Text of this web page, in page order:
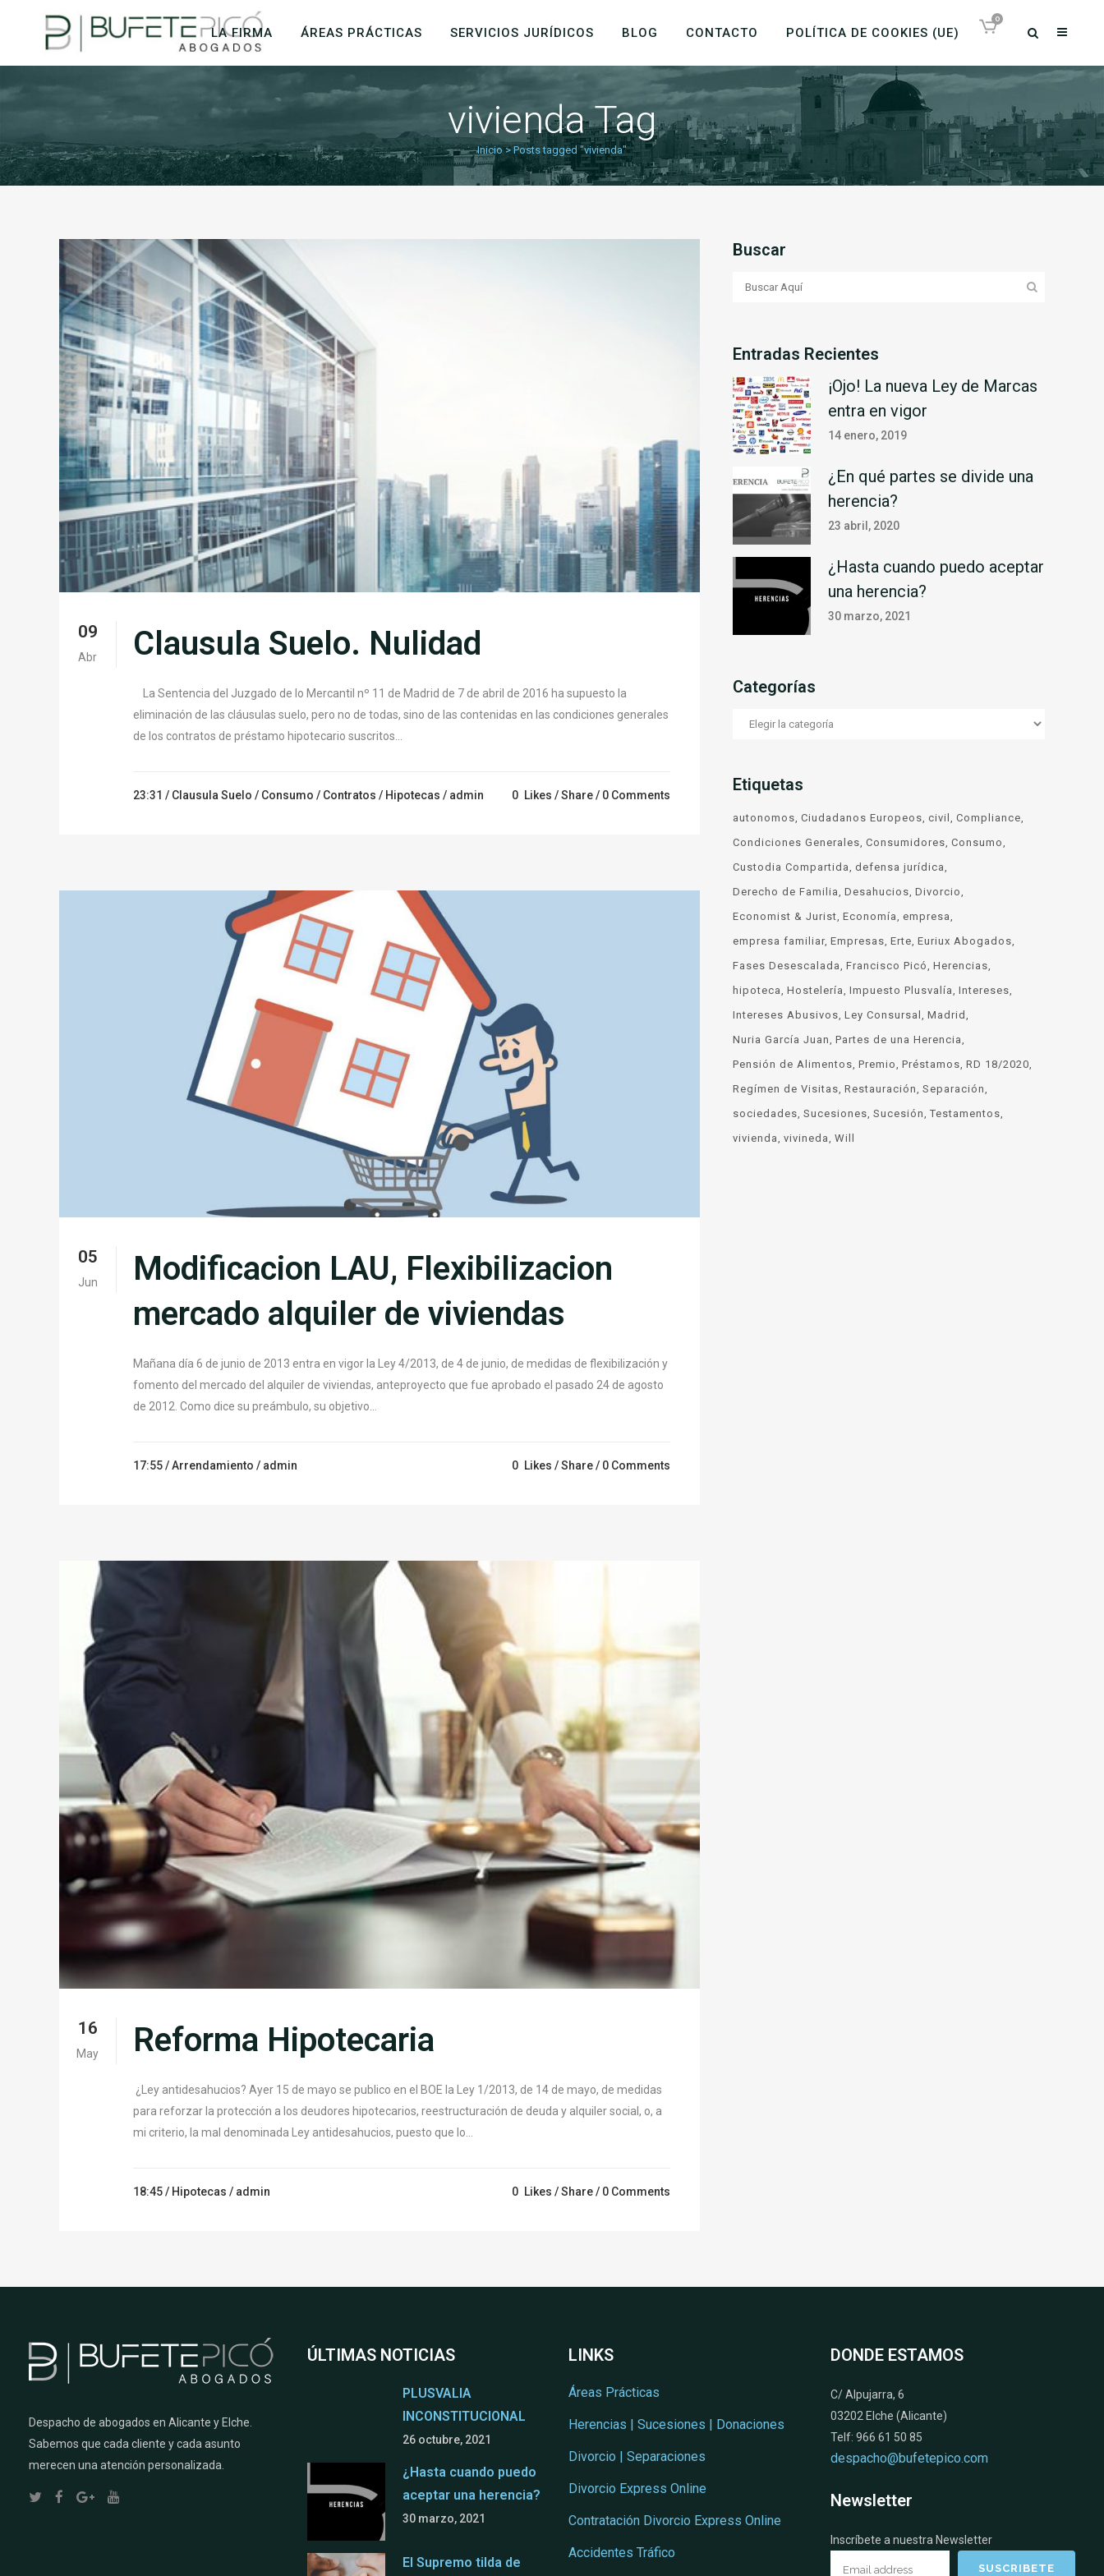
0
LA FIRMA ÁREAS PRÁCTICAS SERVICIOS JURÍDICOS BLOG CONTACTO POLÍTICA DE COOKIES (UE)
vivienda Tag
Inicio >Posts tagged "vivienda"
09
Abr Clausula Suelo. Nulidad
La Sentencia del Juzgado de lo Mercantil nº 11 de Madrid de 7 de abril de 2016 ha supuesto la
eliminación de las cláusulas suelo, pero no de todas, sino de las contenidas en las condiciones generales
de los contratos de préstamo hipotecario suscritos...
23:31 / Clausula Suelo / Consumo / Contratos / Hipotecas / admin 0 Likes Share 0 Comments
05
Jun
Modificacion LAU, Flexibilizacion
mercado alquiler de viviendas
Mañana día 6 de junio de 2013 entra en vigor la Ley 4/2013, de 4 de junio, de medidas de flexibilización y
fomento del mercado del alquiler de viviendas, anteproyecto que fue aprobado el pasado 24 de agosto
de 2012. Como dice su preámbulo, su objetivo...
17:55 /Arrendamiento / admin 0 Likes Share 0 Comments
16
May Reforma Hipotecaria
¿Ley antidesahucios? Ayer 15 de mayo se publico en el BOE la Ley 1/2013, de 14 de mayo, de medidas
para reforzar la protección a los deudores hipotecarios, reestructuración de deuda y alquiler social, o, a
mi criterio, la mal denominada Ley antidesahucios, puesto que lo...
18:45 / Hipotecas / admin 0 Likes Share 0 Comments
Buscar
Entradas Recientes
¡Ojo! La nueva Ley de Marcas
entra en vigor
14 enero, 2019
¿En qué partes se divide una
herencia?
23 abril, 2020
¿Hasta cuando puedo aceptar
una herencia?
30 marzo, 2021
Categorías
Categorías
Etiquetas
autonomos Ciudadanos Europeos civil
Compliance
Condiciones Generales Consumidores Consumo
Custodia Compartida defensa jurídica
Derecho de Familia Desahucios Divorcio
Economist & Jurist Economía empresa
empresa familiar Empresas Erte Euriux Abogados
Fases Desescalada Francisco Picó Herencias
hipoteca Hostelería Impuesto Plusvalía Intereses
Intereses Abusivos Ley Consursal
Madrid
Nuria García Juan Partes de una Herencia
Pensión de Alimentos Premio Préstamos RD 18/2020
Regímen de Visitas Restauración Separación
sociedades Sucesiones Sucesión Testamentos
vivienda vivineda Will
Despacho de abogados en Alicante y Elche.
Sabemos que cada cliente y cada asunto
merecen una atención personalizada.
ÚLTIMAS NOTICIAS
PLUSVALIA
INCONSTITUCIONAL
26 octubre, 2021
¿Hasta cuando puedo
aceptar una herencia?
30 marzo, 2021
El Supremo tilda de
LINKS
Áreas Prácticas
Herencias | Sucesiones | Donaciones
Divorcio | Separaciones
Divorcio Express Online
Contratación Divorcio Express Online
Accidentes Tráfico
DONDE ESTAMOS
C/ Alpujarra, 6
03202 Elche (Alicante)
Telf: 966 61 50 85
despacho@bufetepico.com
Newsletter
Inscríbete a nuestra Newsletter